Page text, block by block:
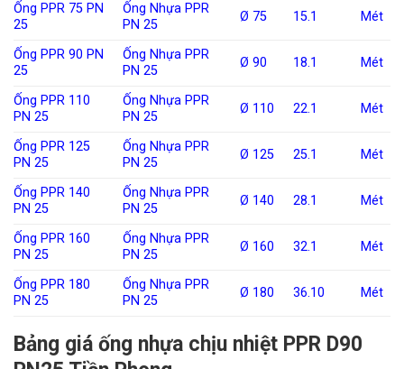
Ống PPR 75 PN
25
Ống Nhựa PPR
PN 25
Ø 75 15.1 Mét
Ống PPR 90 PN
25
Ống Nhựa PPR
PN 25
Ø 90 18.1 Mét
Ống PPR 110
PN 25
Ống Nhựa PPR
PN 25
Ø 110 22.1 Mét
Ống PPR 125
PN 25
Ống Nhựa PPR
PN 25
Ø 125 25.1 Mét
Ống PPR 140
PN 25
Ống Nhựa PPR
PN 25
Ø 140 28.1 Mét
Ống PPR 160
PN 25
Ống Nhựa PPR
PN 25
Ø 160 32.1 Mét
Ống PPR 180
PN 25
Ống Nhựa PPR
PN 25
Ø 180 36.10 Mét
Bảng giá ống nhựa chịu nhiệt PPR D90